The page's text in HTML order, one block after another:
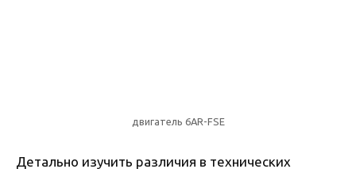
двигатель 6AR-FSE
Детально изучить различия в технических